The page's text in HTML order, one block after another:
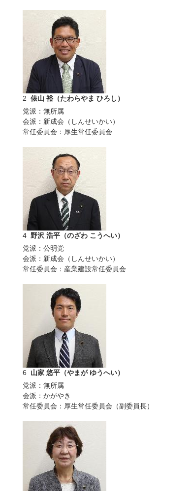
2 俵山 裕（たわらやま ひろし）
党派：無所属
会派：新成会（しんせいかい）
常任委員会：厚生常任委員会
4 野沢 浩平（のざわ こうへい）
党派：公明党
会派：新成会（しんせいかい）
常任委員会：産業建設常任委員会
6 山家 悠平（やまが ゆうへい）
党派：無所属
会派：かがやき
常任委員会：厚生常任委員会（副委員長）